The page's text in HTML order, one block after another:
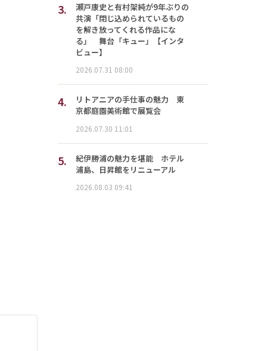
3.
瀬戸康史と有村架純が9年ぶりの
共演「閉じ込められているもの
を解き放ってくれる作品にな
る」 舞台「キュー」【インタ
ビュー】
2026.07.31 08:00
4.
リトアニアの手仕事の魅力 東
京都庭園美術館で展覧会
2026.07.30 11:01
5.
紀伊勝浦の魅力を堪能 ホテル
浦島、日昇館をリニューアル
2026.08.03 09:41